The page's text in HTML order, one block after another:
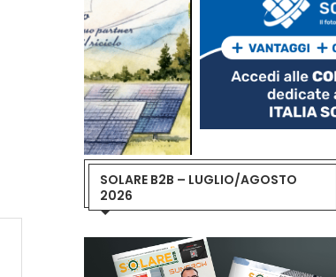
SOLARE B2B – LUGLIO/AGOSTO
2026